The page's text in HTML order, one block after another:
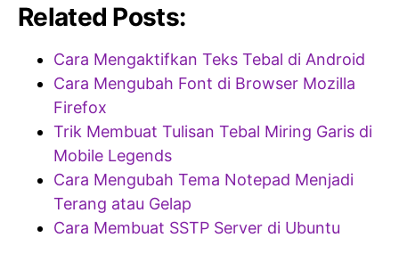
Related Posts:
Cara Mengaktifkan Teks Tebal di Android
Cara Mengubah Font di Browser Mozilla
Firefox
Trik Membuat Tulisan Tebal Miring Garis di
Mobile Legends
Cara Mengubah Tema Notepad Menjadi
Terang atau Gelap
Cara Membuat SSTP Server di Ubuntu